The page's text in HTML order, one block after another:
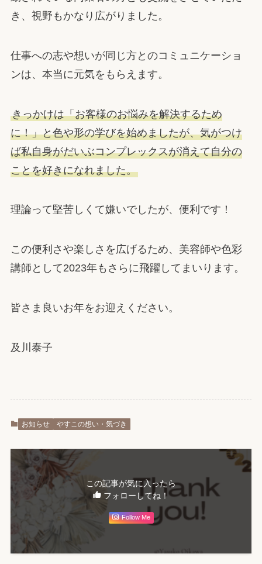
き、視野もかなり広がりました。
仕事への志や想いが同じ方とのコミュニケーショ
ンは、本当に元気をもらえます。
きっかけは「お客様のお悩みを解決するため
に！」と色や形の学びを始めましたが、気がつけ
ば私自身がだいぶコンプレックスが消えて自分の
ことを好きになれました。
理論って堅苦しくて嫌いでしたが、便利です！
この便利さや楽しさを広げるため、美容師や色彩
講師として2023年もさらに飛躍してまいります。
皆さま良いお年をお迎えください。
及川泰子
お知らせ やすこの想い・気づき
この記事が気に入ったら
フォローしてね！
Follow Me